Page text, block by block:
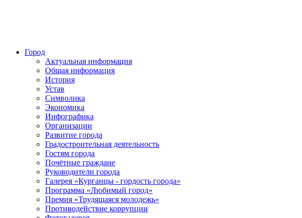
Город
Актуальная информация
Общая информация
История
Устав
Символика
Экономика
Инфографика
Организации
Развитие города
Градостроительная деятельность
Гостям города
Почётные граждане
Руководители города
Галерея «Курганцы - гордость города»
Программа «Любимый город»
Премия «Трудящаяся молодежь»
Противодействие коррупции